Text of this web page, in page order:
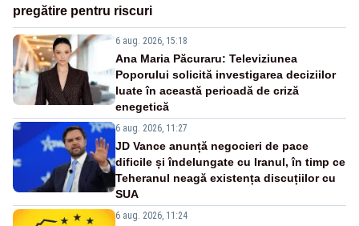
pregătire pentru riscuri
6 aug. 2026, 15:18
Ana Maria Păcuraru: Televiziunea
Poporului solicită investigarea deciziilor
luate în această perioadă de criză
enegetică
6 aug. 2026, 11:27
JD Vance anunță negocieri de pace
dificile și îndelungate cu Iranul, în timp ce
Teheranul neagă existența discuțiilor cu
SUA
6 aug. 2026, 11:24